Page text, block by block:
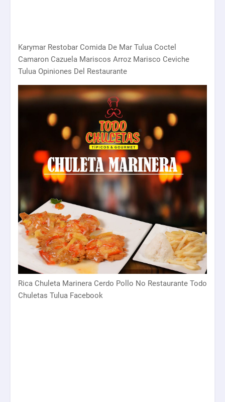
Karymar Restobar Comida De Mar Tulua Coctel
Camaron Cazuela Mariscos Arroz Marisco Ceviche
Tulua Opiniones Del Restaurante
Rica Chuleta Marinera Cerdo Pollo No Restaurante Todo
Chuletas Tulua Facebook